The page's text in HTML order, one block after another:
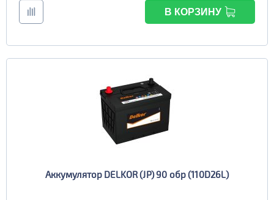
В КОРЗИНУ
Аккумулятор DELKOR (JP) 90 обр (110D26L)